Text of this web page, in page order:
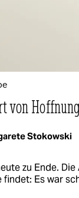
von
Stokowski
zu Ende.
Es war